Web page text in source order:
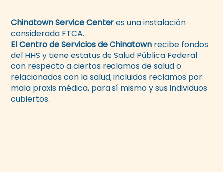
Chinatown Service Centeres una instalación
considerada FTCA.
El Centro de Servicios de Chinatown recibe fondos
del HHS y tiene estatus de Salud Pública Federal
con respecto a ciertos reclamos de salud o
relacionados con la salud, incluidos reclamos por
mala praxis médica, para sí mismo y sus individuos
cubiertos.